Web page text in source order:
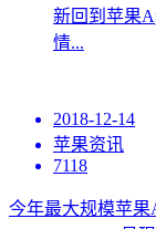
新回到苹果
情...
2018-12-14
苹果资讯
7118
今年最大规模苹果